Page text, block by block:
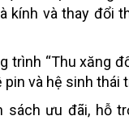
kính và thay đổi
“Thu xăng
và hệ sinh thái
sách ưu đãi, hỗ